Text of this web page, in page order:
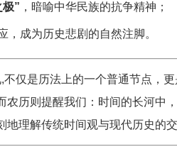
” ，暗喻中华民族的抗争精神；
，成为历史悲剧的自然注脚。
仅是历法上的一个普通节点，
历则提醒我们：时间的长河中
理解传统时间观与现代历史的交